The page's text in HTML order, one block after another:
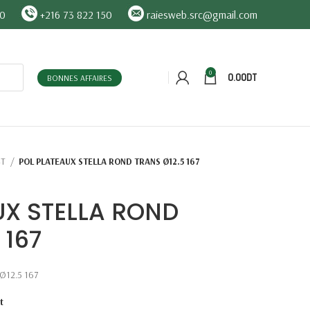
+216 73 822 150 raiesweb.src@gmail.com
BONNES AFFAIRES
0 0.00DT
POL PLATEAUX STELLA ROND TRANS Ø12.5 167
STELLA ROND
Ø12.5 167